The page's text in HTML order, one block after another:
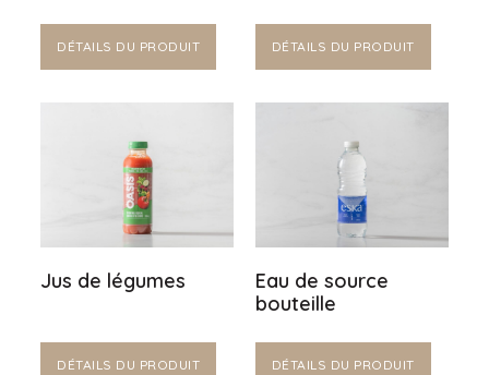
DÉTAILS DU PRODUIT DÉTAILS DU PRODUIT
Jus de légumes
DÉTAILS DU PRODUIT
Eau de source
bouteille
DÉTAILS DU PRODUIT